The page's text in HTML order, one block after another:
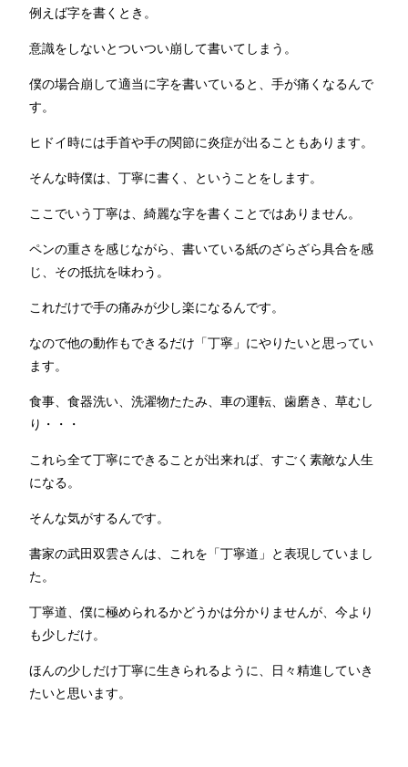
例えば字を書くとき。
意識をしないとついつい崩して書いてしまう。
僕の場合崩して適当に字を書いていると、手が痛くなるんで
す。
ヒドイ時には手首や手の関節に炎症が出ることもあります。
そんな時僕は、丁寧に書く、ということをします。
ここでいう丁寧は、綺麗な字を書くことではありません。
ペンの重さを感じながら、書いている紙のざらざら具合を感
じ、その抵抗を味わう。
これだけで手の痛みが少し楽になるんです。
なので他の動作もできるだけ「丁寧」にやりたいと思ってい
ます。
食事、食器洗い、洗濯物たたみ、車の運転、歯磨き、草むし
り・・・
これら全て丁寧にできることが出来れば、すごく素敵な人生
になる。
そんな気がするんです。
書家の武田双雲さんは、これを「丁寧道」と表現していまし
た。
丁寧道、僕に極められるかどうかは分かりませんが、今より
も少しだけ。
ほんの少しだけ丁寧に生きられるように、日々精進していき
たいと思います。